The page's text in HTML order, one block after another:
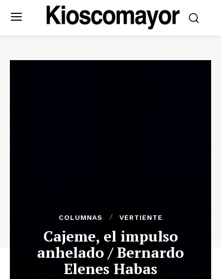
COLUMNAS VERTIENTE
Cajeme, el impulso
anhelado / Bernardo
Elenes Habas